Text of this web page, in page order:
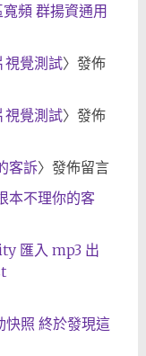
頻 群揚資通用
覺測試〉發佈
覺測試〉發佈
客訴〉發佈留言
本不理你的客
匯入 mp3 出
照 終於發現這